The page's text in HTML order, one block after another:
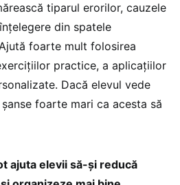
tiparul erorilor, cauzele
din spatele
foarte mult folosirea
practice, a aplicațiilor
Dacă elevul vede
foarte mari ca acesta să
ajuta elevii să-și reducă